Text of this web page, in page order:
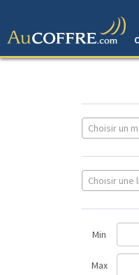
Choisir un
Choisir une
Min
Max